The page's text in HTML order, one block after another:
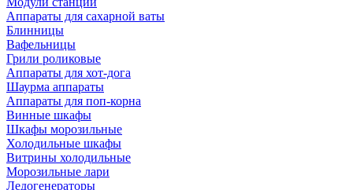
Аппараты для сахарной ваты
Блинницы
Вафельницы
Грили роликовые
Аппараты для хот-дога
Шаурма аппараты
Аппараты для поп-корна
Винные шкафы
Шкафы морозильные
Холодильные шкафы
Витрины холодильные
Морозильные лари
Ледогенераторы